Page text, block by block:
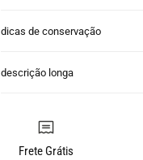
dicas de conservação
descrição longa
Frete Grátis